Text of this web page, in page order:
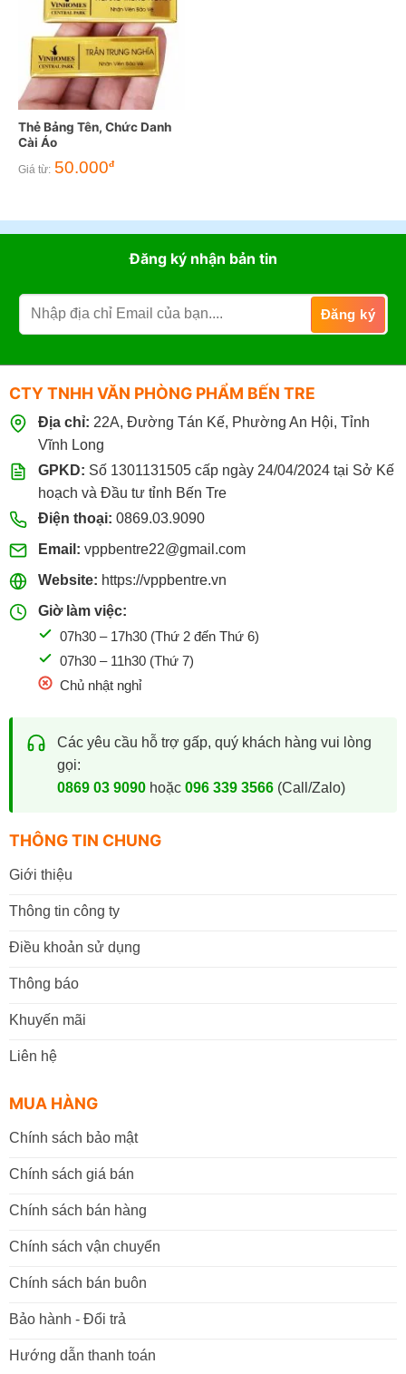
Thẻ Bảng Tên, Chức Danh
Cài Áo
Giá từ: 50.000đ
Đăng ký nhận bản tin
CTY TNHH VĂN PHÒNG PHẨM BẾN TRE
Địa chỉ: 22A, Đường Tán Kế, Phường An Hội, Tỉnh
Vĩnh Long
GPKD: Số 1301131505 cấp ngày 24/04/2024 tại Sở Kế
hoạch và Đầu tư tỉnh Bến Tre
Điện thoại: 0869.03.9090
Email: vppbentre22@gmail.com
Website: https://vppbentre.vn
Giờ làm việc:
07h30 – 17h30 (Thứ 2 đến Thứ 6)
07h30 – 11h30 (Thứ 7)
Chủ nhật nghỉ
Các yêu cầu hỗ trợ gấp, quý khách hàng vui lòng
gọi:
0869 03 9090hoặc 096 339 3566(Call/Zalo)
THÔNG TIN CHUNG
Giới thiệu
Thông tin công ty
Điều khoản sử dụng
Thông báo
Khuyến mãi
Liên hệ
MUA HÀNG
Chính sách bảo mật
Chính sách giá bán
Chính sách bán hàng
Chính sách vận chuyển
Chính sách bán buôn
Bảo hành - Đổi trả
Hướng dẫn thanh toán